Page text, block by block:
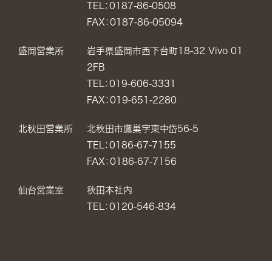
TEL：0187-86-0508
FAX：0187-86-05094
盛岡営業所
岩手県盛岡市西下台町18-32 Vivo 01
2FB
TEL：019-606-3331
FAX：019-651-2280
北秋田営業所
北秋田市鷹巣字東中岱56-5
TEL：0186-67-7155
FAX：0186-67-7156
仙台営業室
秋田本社内
TEL：0120-546-834